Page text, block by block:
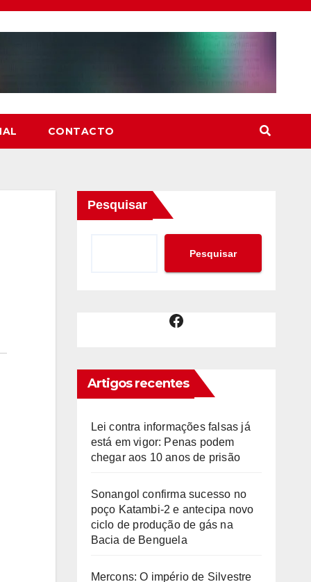
CONTACTO
Pesquisar
Pesquisar
Facebook
Artigos recentes
Lei contra informações falsas já
está em vigor: Penas podem
chegar aos 10 anos de prisão
Sonangol confirma sucesso no
poço Katambi-2 e antecipa novo
ciclo de produção de gás na
Bacia de Benguela
Mercons: O império de Silvestre